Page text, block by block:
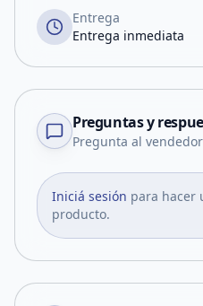
Entrega
Entrega inmediata
Preguntas y
Pregunta al
Iniciá sesión para hacer
producto.